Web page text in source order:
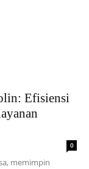
Efisiensi
0
memimpin